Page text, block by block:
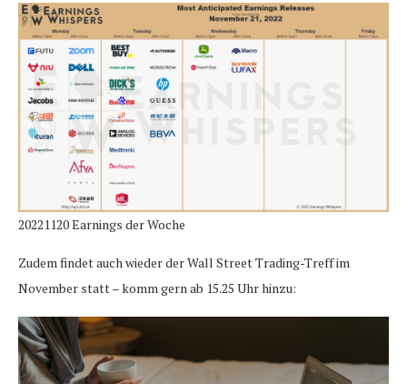
20221120 Earnings der Woche
Zudem findet auch wieder der Wall Street Trading-Treff im
November statt – komm gern ab 15.25 Uhr hinzu: